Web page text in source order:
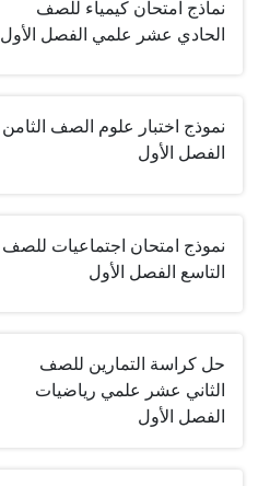
نماذج امتحان كيمياء للصف
الحادي عشر علمي الفصل الأول
نموذج اختبار علوم الصف الثامن
الفصل الأول
نموذج امتحان اجتماعيات للصف
التاسع الفصل الأول
حل كراسة التمارين للصف
الثاني عشر علمي رياضيات
الفصل الأول